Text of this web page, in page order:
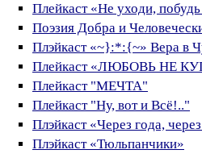
Плейкаст «Не уходи,
Поэзия Добра и
Плэйкаст «~}:*:{~» Вера в
Плейкаст «ЛЮБОВЬ НЕ
Плейкаст "МЕЧТА"
Плейкаст "Ну, вот и Всё!.."
Плэйкаст «Через года,
Плэйкаст «Тюльпанчики»